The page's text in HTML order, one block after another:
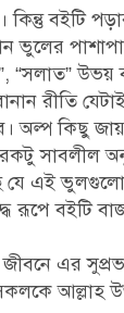
বইটি
ভুলের
“সলাত”
রীতি
কিছু
সাবলীল
যে এই
রূপে বইটি
জীবনে এর
আল্লাহ